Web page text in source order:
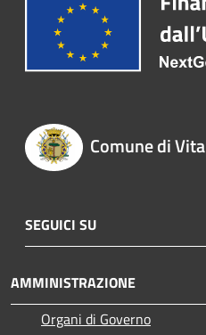
Comune di Vita
SEGUICI SU
AMMINISTRAZIONE
Organi di Governo